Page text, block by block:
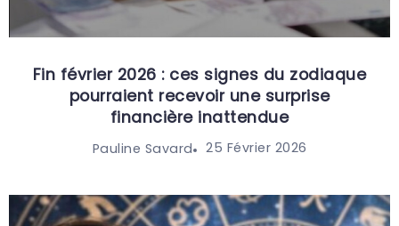
Fin février 2026 : ces signes du zodiaque
pourraient recevoir une surprise
financière inattendue
Pauline Savard 25 Février 2026